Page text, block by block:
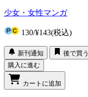
少女・女性マンガ
130/¥143(税込)
新刊通知
後で買う
購入に進む
カートに追加